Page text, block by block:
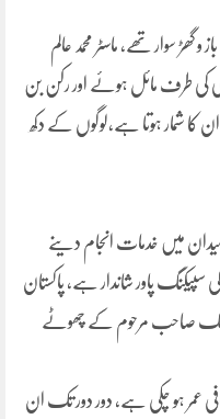
و گھڑ سوار تھے، ماسٹر محمد عالم
کی طرف مائل ہوئے اور رکن بن
کا شمار ہوتا ہے،لوگوں کے دکھ
میدان میں خدمات انجام دینے
پاور شاندار ہے، پاکستان
ملک صاحب مرحوم کے چھوٹے
عمر ہو چکی ہے، دور دور تک ان